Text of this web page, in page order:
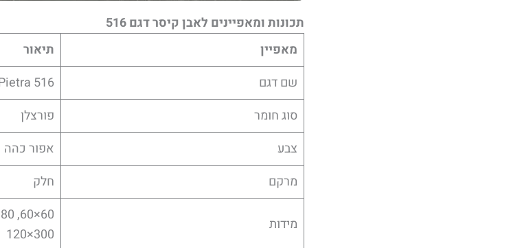
תכונות ומאפיינים לאבן קיסר דגם 516
מאפיין
תיאור
שם דגם
516 Pietra
סוג חומר
פורצלן
צבע
אפור כהה
מרקם
חלק
מידות
300×120